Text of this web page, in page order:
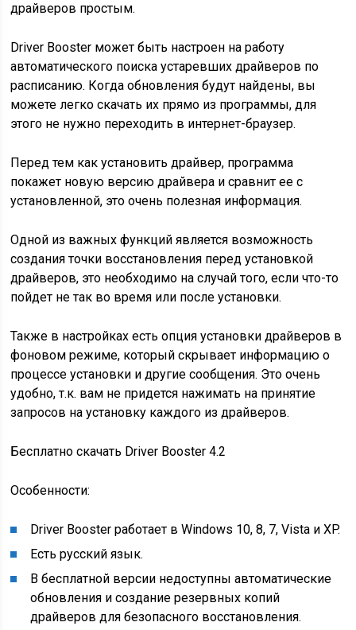
драйверов простым.
Driver Booster может быть настроен на работу
автоматического поиска устаревших драйверов по
расписанию. Когда обновления будут найдены, вы
можете легко скачать их прямо из программы, для
этого не нужно переходить в интернет-браузер.
Перед тем как установить драйвер, программа
покажет новую версию драйвера и сравнит ее с
установленной, это очень полезная информация.
Одной из важных функций является возможность
создания точки восстановления перед установкой
драйверов, это необходимо на случай того, если что-то
пойдет не так во время или после установки.
Также в настройках есть опция установки драйверов в
фоновом режиме, который скрывает информацию о
процессе установки и другие сообщения. Это очень
удобно, т.к. вам не придется нажимать на принятие
запросов на установку каждого из драйверов.
Бесплатно скачать Driver Booster 4.2
Особенности:
Driver Booster работает в Windows 10, 8, 7, Vista и XP.
Есть русский язык.
В бесплатной версии недоступны автоматические
обновления и создание резервных копий
драйверов для безопасного восстановления.